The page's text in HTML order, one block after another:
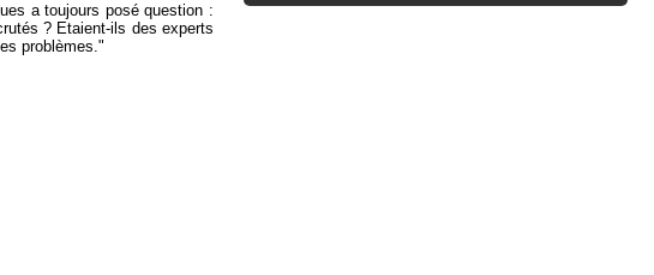
a toujours posé question :
? Etaient-ils des experts
problèmes."